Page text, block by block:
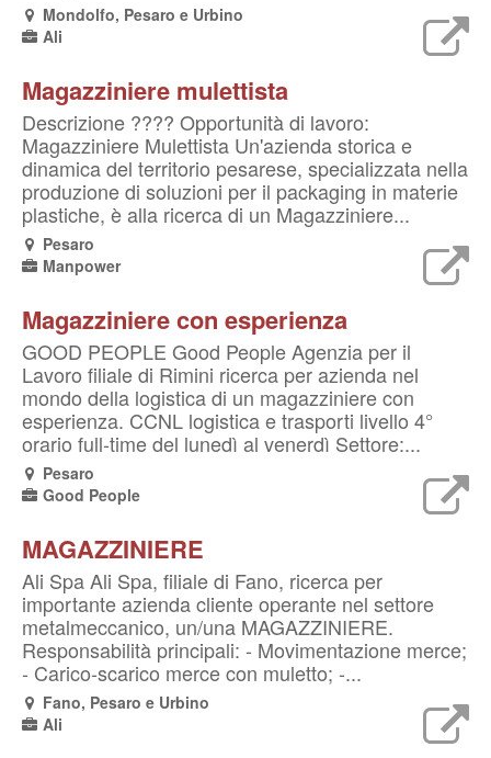
Mondolfo, Pesaro e Urbino
Ali
Magazziniere mulettista
Descrizione ???? Opportunità di lavoro:
Magazziniere Mulettista Un'azienda storica e
dinamica del territorio pesarese, specializzata nella
produzione di soluzioni per il packaging in materie
plastiche, è alla ricerca di un Magazziniere...
Pesaro
Manpower
Magazziniere con esperienza
GOOD PEOPLE Good People Agenzia per il
Lavoro filiale di Rimini ricerca per azienda nel
mondo della logistica di un magazziniere con
esperienza. CCNL logistica e trasporti livello 4°
orario full-time del lunedì al venerdì Settore:...
Pesaro
Good People
MAGAZZINIERE
Ali Spa Ali Spa, filiale di Fano, ricerca per
importante azienda cliente operante nel settore
metalmeccanico, un/una MAGAZZINIERE.
Responsabilità principali: - Movimentazione merce;
- Carico-scarico merce con muletto; -...
Fano, Pesaro e Urbino
Ali